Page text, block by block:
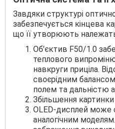
Завдяки структурі
забезпечується кінцева
що її утворюють
Об’єктив F50/1.0
теплового
навкруги приціла.
своєрідним
полем та дальністю
Збільшення
OLED-дисплей може
аналогічним